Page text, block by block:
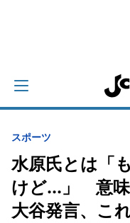
スポーツ
水原氏とは「
けど...」 意味
大谷発言、こ